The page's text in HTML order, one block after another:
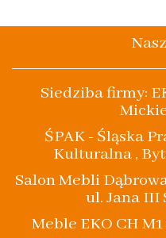
Siedziba firmy:
ŚPAK - Śląska
Kulturalna ,
Salon Mebli
ul. Jana III
Meble EKO CH